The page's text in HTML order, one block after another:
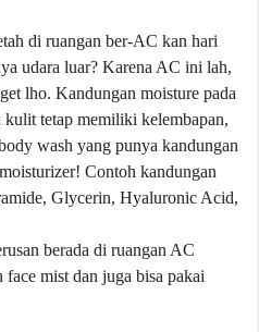
di ruangan ber-AC kan hari
udara luar? Karena AC ini lah,
lho. Kandungan moisture pada
tetap memiliki kelembapan,
wash yang punya kandungan
Contoh kandungan
Glycerin, Hyaluronic Acid,
berada di ruangan AC
mist dan juga bisa pakai